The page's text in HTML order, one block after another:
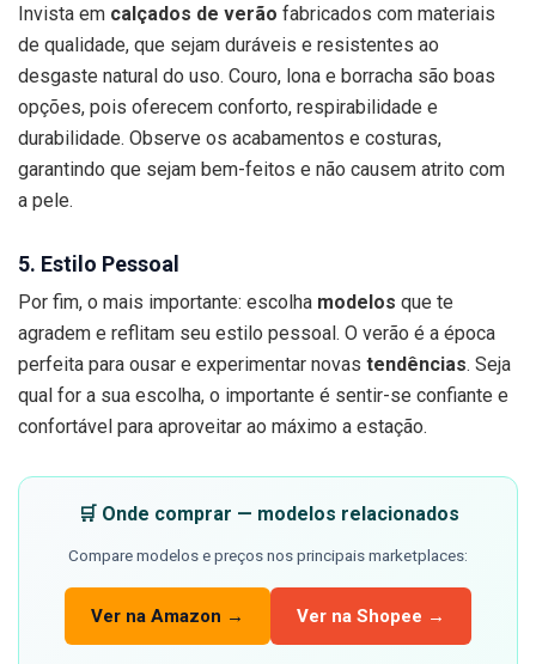
Invista em calçados de verão fabricados com materiais
de qualidade, que sejam duráveis e resistentes ao
desgaste natural do uso. Couro, lona e borracha são boas
opções, pois oferecem conforto, respirabilidade e
durabilidade. Observe os acabamentos e costuras,
garantindo que sejam bem-feitos e não causem atrito com
a pele.
5. Estilo Pessoal
Por fim, o mais importante: escolha modelos que te
agradem e reflitam seu estilo pessoal. O verão é a época
perfeita para ousar e experimentar novas tendências. Seja
qual for a sua escolha, o importante é sentir-se confiante e
confortável para aproveitar ao máximo a estação.
🛒 Onde comprar — modelos relacionados
Compare modelos e preços nos principais marketplaces:
Ver na Amazon → Ver na Shopee →